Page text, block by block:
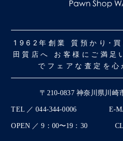
1962年創業 質預かり･買
田質店へ お客様にご満足
でフェアな査定を心
〒210-0837 神奈川県川崎
TEL ／ 044-344-0006 E-
OPEN ／ 9：00〜19：30